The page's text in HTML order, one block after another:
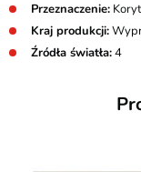
Przeznaczenie:
Kraj produkcji:
Źródła światła:4